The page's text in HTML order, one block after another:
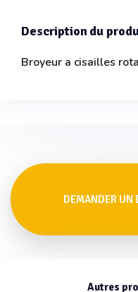
Description du
Broyeur a cisailles
DEMANDER UN
Autres